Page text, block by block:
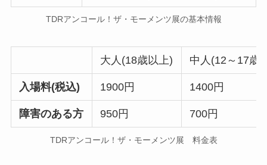
TDRアンコール！ザ・モーメンツ展の基本情報
大人(18歳以上) 中人(12～17歳)
入場料(税込) 1900円 1400円
障害のある方 950円 700円
TDRアンコール！ザ・モーメンツ展 料金表